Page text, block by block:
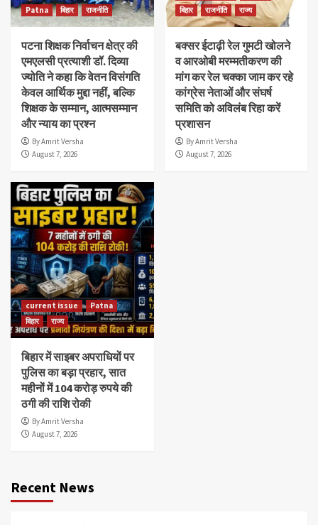
Patna बिहार राजनीति
पटना शिक्षक निर्वाचन क्षेत्र की
एमएलसी प्रत्याशी डॉ. दिव्या
ज्योति ने कहा कि वेतन विसंगति
केवल आर्थिक मुद्दा नहीं, बल्कि
शिक्षक के सम्मान, आत्मसम्मान
और न्याय का प्रश्न
By Amrit Versha
August 7, 2026
बिहार राजनीति राज्य
बक्सर ईटाढ़ी रेल गुमटी खोलने
व आरओबी मरम्मतीकरण की
मांग कर रेल चक्का जाम कर रहे
कांग्रेस नेताओं और संघर्ष
समिति को अविलंब रिहा करें
प्रशासन
By Amrit Versha
August 7, 2026
current issue
Patna
बिहार
राज्य
बिहार में साइबर अपराधियों पर
पुलिस का बड़ा प्रहार, सात
महीनों में 104 करोड़ रुपये की
ठगी की राशि रोकी
By Amrit Versha
August 7, 2026
Recent News